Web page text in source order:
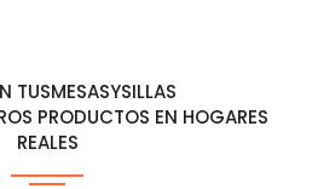
TUSMESASYSILLAS
PRODUCTOS EN HOGARES
REALES